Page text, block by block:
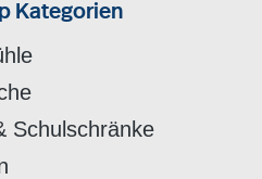
Kategorien
Schulschränke